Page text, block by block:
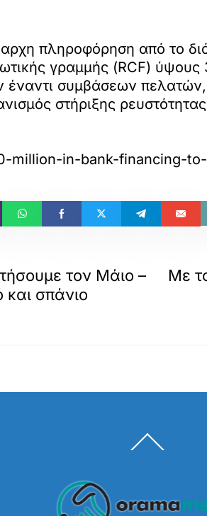
πληροφόρηση από το
γραμμής (RCF) ύψους
συμβάσεων
στήριξης
million-in-bank-financing-
τον Μάιο –
σπάνιο
Με
To